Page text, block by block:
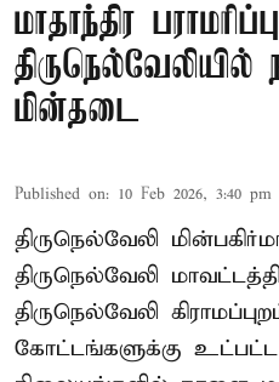
மாதாந்திர
மின்தடை
Published on: 10 Feb 2026, 3:40 pm
திருநெல்வேலி
திருநெல்வேலி
திருநெல்வேலி
கோட்டங்களுக்கு